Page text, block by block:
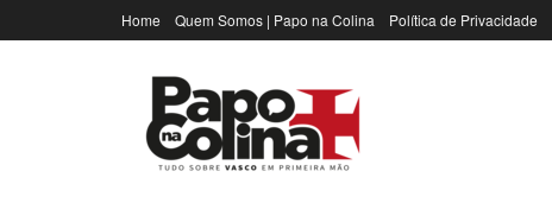
Home Quem Somos | Papo na Colina Política de Privacidade